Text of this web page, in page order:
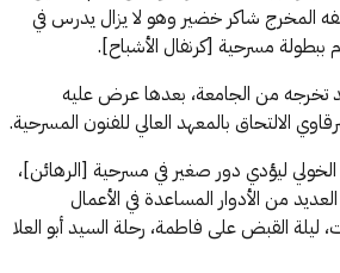
المخرج شاكر خضير وهو لا يزال يدرس في
ببطولة مسرحية [كرنفال الأشباح].
تخرجه من الجامعة، بعدها عرض عليه
الالتحاق بالمعهد العالي للفنون المسرحية.
ليؤدي دور صغير في مسرحية [الرهائن]،
من الأدوار المساعدة في الأعمال
ليلة القبض على فاطمة، رحلة السيد أبو العلا